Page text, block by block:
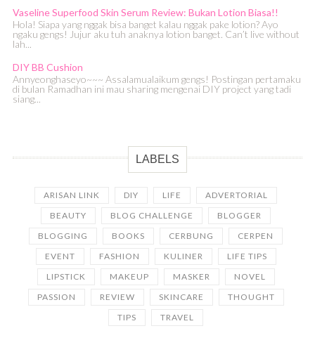
Vaseline Superfood Skin Serum Review: Bukan Lotion Biasa!!
Hola! Siapa yang nggak bisa banget kalau nggak pake lotion? Ayo
ngaku gengs! Jujur aku tuh anaknya lotion banget. Can’t live without
lah...
DIY BB Cushion
Annyeonghaseyo~~~ Assalamualaikum gengs! Postingan pertamaku
di bulan Ramadhan ini mau sharing mengenai DIY project yang tadi
siang...
LABELS
ARISAN LINK DIY LIFE
ADVERTORIAL
BEAUTY
BLOG CHALLENGE
BLOGGER
BLOGGING
BOOKS CERBUNG
CERPEN
EVENT
FASHION KULINER
LIFE TIPS
LIPSTICK
MAKEUP MASKER
NOVEL
PASSION
REVIEW SKINCARE
THOUGHT
TIPS
TRAVEL